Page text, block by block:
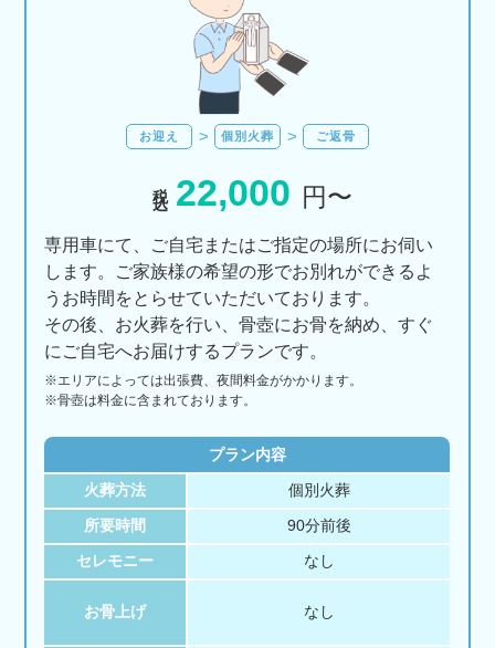
お迎え 個別火葬 ご返骨
22,000 円〜
専用車にて、ご自宅またはご指定の場所にお伺い
します。ご家族様の希望の形でお別れができるよ
うお時間をとらせていただいております。
その後、お火葬を行い、骨壺にお骨を納め、すぐ
にご自宅へお届けするプランです。
※エリアによっては出張費、夜間料金がかかります。
※骨壺は料金に含まれております。
プラン内容
火葬方法 個別火葬
所要時間 90分前後
セレモニー なし
お骨上げ なし